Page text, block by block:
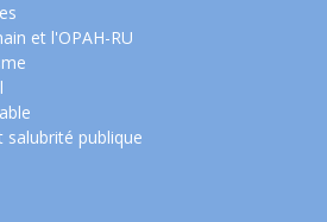
et l'OPAH-RU
salubrité publique